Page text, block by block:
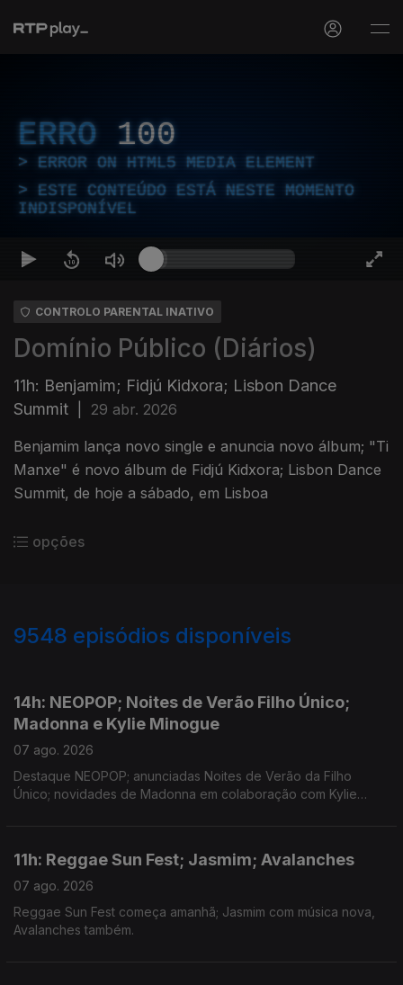
ERRO 100
ERROR ON HTML5 MEDIA ELEMENT
ESTE CONTEÚDO ESTÁ NESTE MOMENTO
INDISPONÍVEL
CONTROLO PARENTAL INATIVO
Domínio Público (Diários)
11h: Benjamim; Fidjú Kidxora; Lisbon Dance
Summit
29 abr. 2026
Benjamim lança novo single e anuncia novo álbum; "Ti
Manxe" é novo álbum de Fidjú Kidxora; Lisbon Dance
Summit, de hoje a sábado, em Lisboa
opções
9548 episódios disponíveis
14h: NEOPOP; Noites de Verão Filho Único;
Madonna e Kylie Minogue
07 ago. 2026
Destaque NEOPOP; anunciadas Noites de Verão da Filho
Único; novidades de Madonna em colaboração com Kylie
11h: Reggae Sun Fest; Jasmim; Avalanches
07 ago. 2026
Reggae Sun Fest começa amanhã; Jasmim com música nova,
Avalanches também.